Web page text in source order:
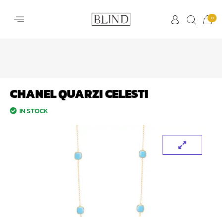
0
CHANEL QUARZI CELESTI
IN STOCK